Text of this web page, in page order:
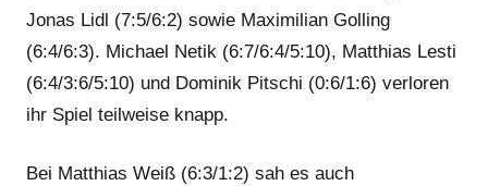
Jonas Lidl (7:5/6:2) sowie Maximilian Golling
(6:4/6:3). Michael Netik (6:7/6:4/5:10), Matthias Lesti
(6:4/3:6/5:10) und Dominik Pitschi (0:6/1:6) verloren
ihr Spiel teilweise knapp.
Bei Matthias Weiß (6:3/1:2) sah es auch